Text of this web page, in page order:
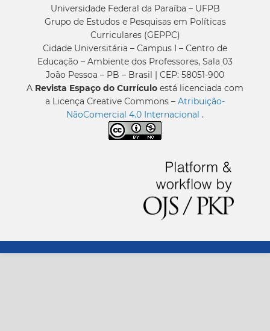
Universidade Federal da Paraíba – UFPB
Grupo de Estudos e Pesquisas em Políticas
Curriculares (GEPPC)
Cidade Universitária – Campus I – Centro de
Educação – Ambiente dos Professores, Sala 03
João Pessoa – PB – Brasil | CEP: 58051-900
A Revista Espaço do Currículo está licenciada com
a Licença Creative Commons – Atribuição-
NãoComercial 4.0 Internacional .